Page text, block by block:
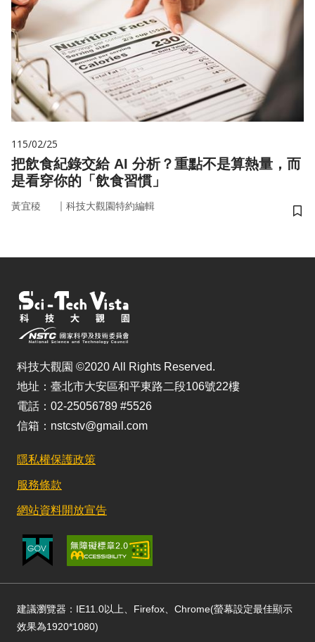
115/02/25
把飲食紀錄交給 AI 分析？重點不是算熱量，而
是看穿你的「飲食習慣」
黃宜稜 ｜ 科技大觀園特約編輯
儲
科技大觀園 ©2020 All Rights Reserved.
地址：臺北市大安區和平東路二段106號22樓
電話：02-25056789 #5526
信箱：nstcstv@gmail.com
隱私權保護政策
服務條款
網站資料開放宣告
建議瀏覽器：IE11.0以上、Firefox、Chrome(螢幕設定最佳顯示
效果為1920*1080)